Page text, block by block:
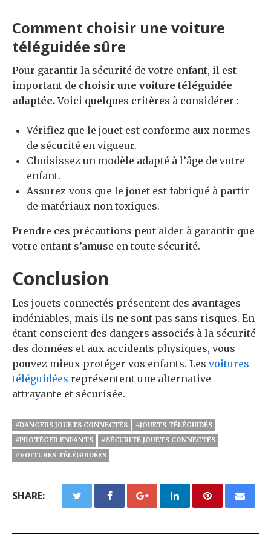
Comment choisir une voiture
téléguidée sûre
Pour garantir la sécurité de votre enfant, il est
important de choisir une voiture téléguidée
adaptée.Voici quelques critères à considérer :
Vérifiez que le jouet est conforme aux normes
de sécurité en vigueur.
Choisissez un modèle adapté à l’âge de votre
enfant.
Assurez-vous que le jouet est fabriqué à partir
de matériaux non toxiques.
Prendre ces précautions peut aider à garantir que
votre enfant s’amuse en toute sécurité.
Conclusion
Les jouets connectés présentent des avantages
indéniables, mais ils ne sont pas sans risques. En
étant conscient des dangers associés à la sécurité
des données et aux accidents physiques, vous
pouvez mieux protéger vos enfants. Les voitures
téléguidées représentent une alternative
attrayante et sécurisée.
#DANGERS JOUETS CONNECTÉS
#JOUETS TÉLÉGUIDÉS
#PROTÉGER ENFANTS
#SÉCURITÉ JOUETS CONNECTÉS
#VOITURES TÉLÉGUIDÉES
SHARE: